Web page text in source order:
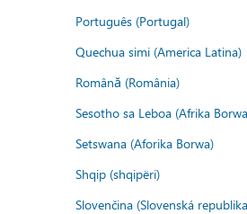
Português (Portugal)
Quechua simi (America Latina)
Română (România)
Sesotho sa Leboa (Afrika
Setswana (Aforika Borwa)
Shqip (shqipëri)
Slovenčina (Slovenská